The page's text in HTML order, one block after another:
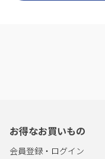
お得なお買いもの
会員登録・ログイン